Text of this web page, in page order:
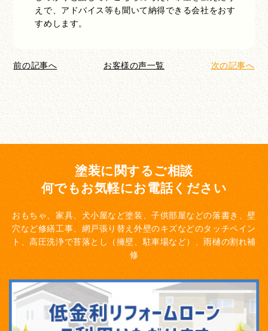
えで、アドバイス等も聞いて納得できる会社をおす
すめします。
前の記事へ お客様の声一覧 次の記事へ
塗装に関するご相談
何でもお気軽にお電話ください
おもちゃ、家具、犬小屋など塗装、子供部屋などの落書き、壁
穴など修繕工事、網戸張り替え 外壁のキズなどのタッチペイン
ト、高圧洗浄で苔落とし（擁壁、駐車場など）、雨樋の割れ補
修